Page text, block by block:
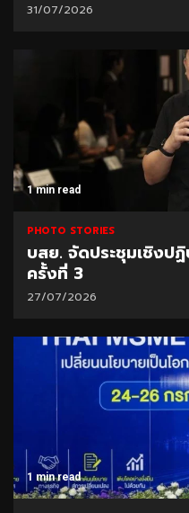
31/07/2026
1 min read
PHOTO STORIES
บสย. จัดประชุมเชิงป
ครั้งที่ 3
27/07/2026
1 min read